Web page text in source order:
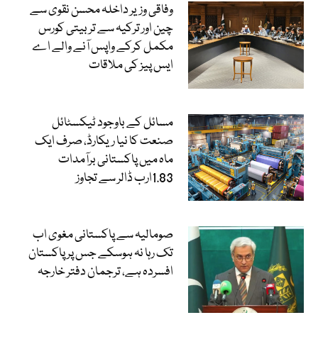
وفاقی وزیر داخلہ محسن نقوی سے
چین اور ترکیہ سے تربیتی کورس
مکمل کرکے واپس آنے والے اے
ایس پیز کی ملاقات
مسائل کے باوجود ٹیکسٹائل
صنعت کا نیا ریکارڈ، صرف ایک
ماہ میں پاکستانی برآمدات
1.83ارب ڈالر سے تجاوز
صومالیہ سے پاکستانی مغوی اب
تک رہا نہ ہوسکے جس پر پاکستان
افسردہ ہے، ترجمان دفتر خارجہ